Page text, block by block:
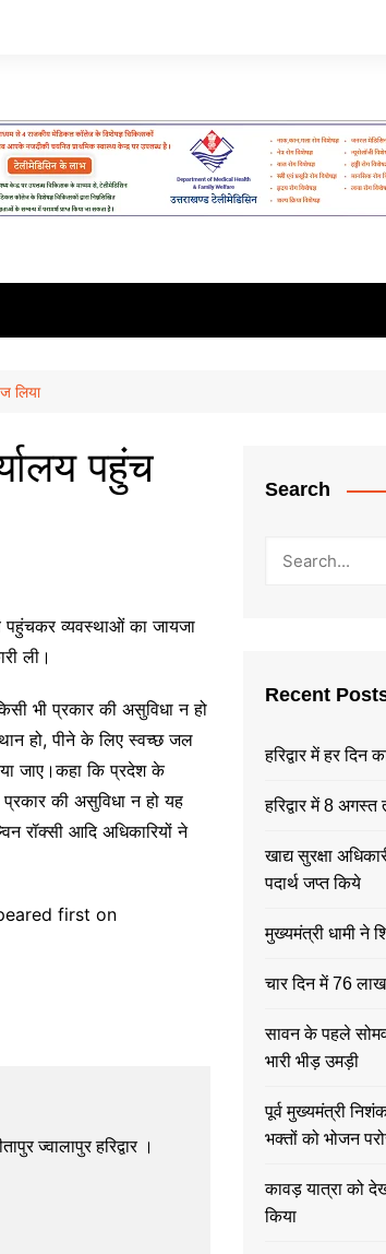
लिया
पहुंच
पहुंचकर व्यवस्थाओं का जायजा
ली।
भी प्रकार की असुविधा न हो
हो, पीने के लिए स्वच्छ जल
जाए।कहा कि प्रदेश के
की असुविधा न हो यह
रॉक्सी आदि अधिकारियों ने
first on
ज्वालापुर हरिद्वार ।
Search
Recent
हरिद्वार में हर दिन
हरिद्वार में 8 अगस्त
खाद्य सुरक्षा
पदार्थ जप्त किये
मुख्यमंत्री धामी ने
चार दिन में 76
सावन के पहले
भारी भीड़ उमड़ी
पूर्व मुख्यमंत्री
भक्तों को भोजन
कावड़ यात्रा को
किया